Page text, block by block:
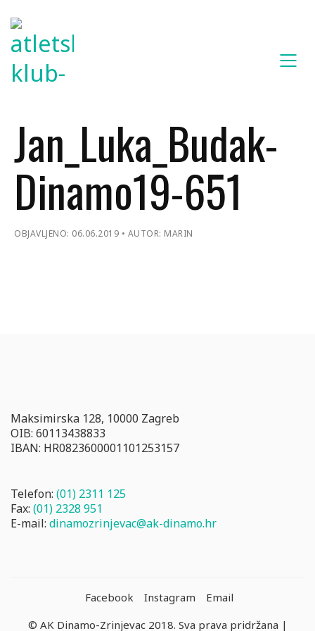
Jan_Luka_Budak-
Dinamo19-651
OBJAVLJENO: 06.06.2019 AUTOR: MARIN
Maksimirska 128, 10000 Zagreb
OIB: 60113438833
IBAN: HR0823600001101253157
Telefon: (01) 2311 125
Fax: (01) 2328 951
E-mail: dinamozrinjevac@ak-dinamo.hr
Facebook Instagram
Email
© AK Dinamo-Zrinjevac 2018. Sva prava pridržana |